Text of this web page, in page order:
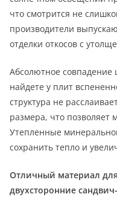
что смотрится не
производители
отделки откосов с
Абсолютное совпадение
найдете у плит
структура не
размера, что позволяет
Утепленные
сохранить тепло и
Отличный материал
двухсторонние